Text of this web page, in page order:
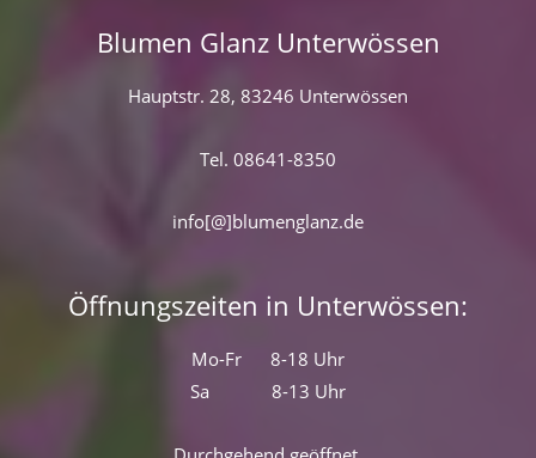
Blumen Glanz Unterwössen
Hauptstr. 28, 83246 Unterwössen
Tel. 08641-8350
info[@]blumenglanz.de
Öffnungszeiten in Unterwössen:
Mo-Fr 8-18 Uhr
Sa 8-13 Uhr